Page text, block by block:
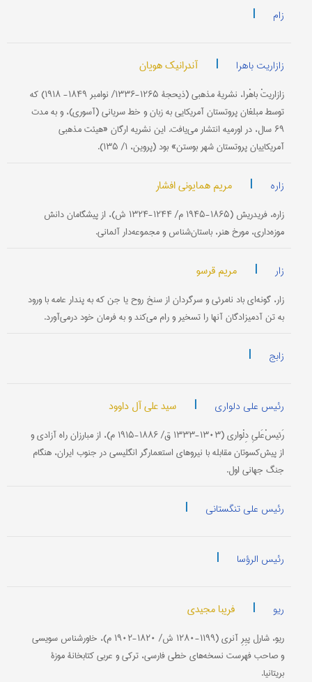
زام |
زازاریت باهرا | آندرانیک هویان
زازاریتْ باهْرا، نشریۀ مذهبی (ذیحجۀ ۱۲۶۵-۱۳۳۶/ نوامبر ۱۸۴۹- ۱۹۱۸) که
توسط مبلغان پروتستان آمریکایی به زبان و خط سریانی (آسوری)، و به مدت
۶۹ سال، در اورمیه انتشار می‌یافت. این نشریه ارگان «هیئت مذهبی
آمریکاییان پروتستان شهر بوستن» بود (پروین، ۱/ ۱۳۵).
زاره | مریم همایونی افشار
زاره، فریدریش (۱۸۶۵-۱۹۴۵ م/ ۱۲۴۴-۱۳۲۴ ش)، از پیشگامان دانش
موزه‌داری، مورخ هنر، باستان‌شناس و مجموعه‌دار آلمانی.
زار | مریم قرسو
زار، گونه‌ای باد نامرئی و سرگردان از سنخ روح یا جن که به پندار عامه با ورود
به تن آدمیزادگان آنها را تسخیر و رام می‌کند و به فرمان خود درمی‌آورد.
زابج |
رئیس علی دلواری | سید علی آل داوود
رَئیسْ‌عَلیِ دِلْواری (۱۳۰۳-۱۳۳۳ ق/ ۱۸۸۶-۱۹۱۵ م)، از مبارزان راه آزادی و
از پیش‌کسوتان مقابله با نیروهای استعمارگر انگلیسی در جنوب ایران، هنگام
جنگ جهانی اول.
رئیس علی تنگستانی |
رئیس الرؤسا |
ریو | فریبا مجیدی
ریو، شارل پیِرِ آ‌نری (۱۱۹۹-۱۲۸۰ ش/ ۱۸۲۰-۱۹۰۲ م)، خاورشناس سویسی
و صاحب فهرست نسخه‌های خطی فارسی، ترکی و عربی کتابخانۀ موزۀ
بریتانیا.